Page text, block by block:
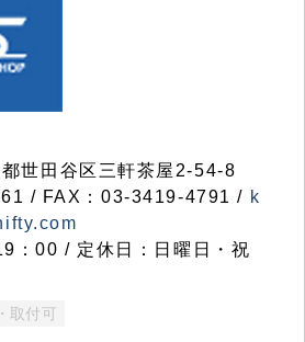
世田谷区三軒茶屋2-54-8
/ FAX：03-3419-4791 / k
：00 / 定休日：日曜日・祝
取付可